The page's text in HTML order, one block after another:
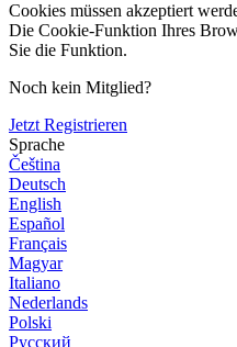
Cookies müssen akzeptiert
Die Cookie-Funktion Ihres
Sie die Funktion.
Noch kein Mitglied?
Jetzt Registrieren
Sprache
Čeština
Deutsch
English
Español
Français
Magyar
Italiano
Nederlands
Polski
Русский